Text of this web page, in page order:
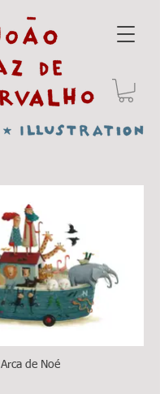
Arca de Noé